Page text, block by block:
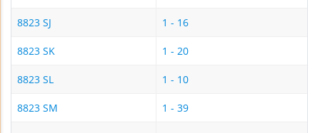
8823 SJ 1 - 16
8823 SK 1 - 20
8823 SL 1 - 10
8823 SM 1 - 39